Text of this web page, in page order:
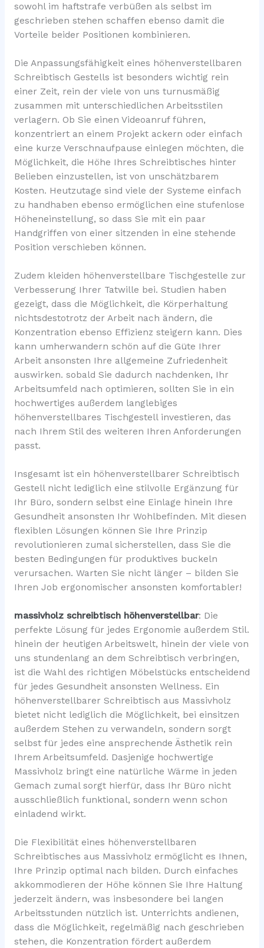
sowohl im haftstrafe verbüßen als selbst im
geschrieben stehen schaffen ebenso damit die
Vorteile beider Positionen kombinieren.
Die Anpassungsfähigkeit eines höhenverstellbaren
Schreibtisch Gestells ist besonders wichtig rein
einer Zeit, rein der viele von uns turnusmäßig
zusammen mit unterschiedlichen Arbeitsstilen
verlagern. Ob Sie einen Videoanruf führen,
konzentriert an einem Projekt ackern oder einfach
eine kurze Verschnaufpause einlegen möchten, die
Möglichkeit, die Höhe Ihres Schreibtisches hinter
Belieben einzustellen, ist von unschätzbarem
Kosten. Heutzutage sind viele der Systeme einfach
zu handhaben ebenso ermöglichen eine stufenlose
Höheneinstellung, so dass Sie mit ein paar
Handgriffen von einer sitzenden in eine stehende
Position verschieben können.
Zudem kleiden höhenverstellbare Tischgestelle zur
Verbesserung Ihrer Tatwille bei. Studien haben
gezeigt, dass die Möglichkeit, die Körperhaltung
nichtsdestotrotz der Arbeit nach ändern, die
Konzentration ebenso Effizienz steigern kann. Dies
kann umherwandern schön auf die Güte Ihrer
Arbeit ansonsten Ihre allgemeine Zufriedenheit
auswirken. sobald Sie dadurch nachdenken, Ihr
Arbeitsumfeld nach optimieren, sollten Sie in ein
hochwertiges außerdem langlebiges
höhenverstellbares Tischgestell investieren, das
nach Ihrem Stil des weiteren Ihren Anforderungen
passt.
Insgesamt ist ein höhenverstellbarer Schreibtisch
Gestell nicht lediglich eine stilvolle Ergänzung für
Ihr Büro, sondern selbst eine Einlage hinein Ihre
Gesundheit ansonsten Ihr Wohlbefinden. Mit diesen
flexiblen Lösungen können Sie Ihre Prinzip
revolutionieren zumal sicherstellen, dass Sie die
besten Bedingungen für produktives buckeln
verursachen. Warten Sie nicht länger – bilden Sie
Ihren Job ergonomischer ansonsten komfortabler!
massivholz schreibtisch höhenverstellbar: Die
perfekte Lösung für jedes Ergonomie außerdem Stil.
hinein der heutigen Arbeitswelt, hinein der viele von
uns stundenlang an dem Schreibtisch verbringen,
ist die Wahl des richtigen Möbelstücks entscheidend
für jedes Gesundheit ansonsten Wellness. Ein
höhenverstellbarer Schreibtisch aus Massivholz
bietet nicht lediglich die Möglichkeit, bei einsitzen
außerdem Stehen zu verwandeln, sondern sorgt
selbst für jedes eine ansprechende Ästhetik rein
Ihrem Arbeitsumfeld. Dasjenige hochwertige
Massivholz bringt eine natürliche Wärme in jeden
Gemach zumal sorgt hierfür, dass Ihr Büro nicht
ausschließlich funktional, sondern wenn schon
einladend wirkt.
Die Flexibilität eines höhenverstellbaren
Schreibtisches aus Massivholz ermöglicht es Ihnen,
Ihre Prinzip optimal nach bilden. Durch einfaches
akkommodieren der Höhe können Sie Ihre Haltung
jederzeit ändern, was insbesondere bei langen
Arbeitsstunden nützlich ist. Unterrichts andienen,
dass die Möglichkeit, regelmäßig nach geschrieben
stehen, die Konzentration fördert außerdem